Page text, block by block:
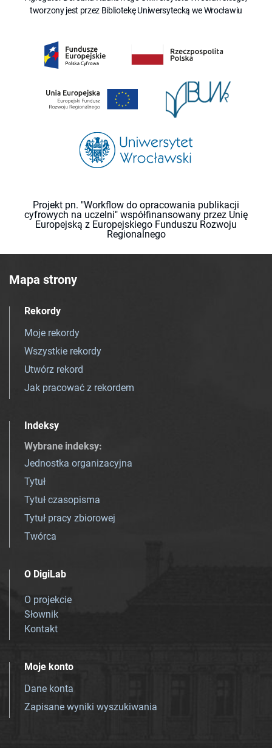
tworzony jest przez Bibliotekę Uniwersytecką we Wrocławiu
Projekt pn. "Workflow do opracowania publikacji
cyfrowych na uczelni" współfinansowany przez Unię
Europejską z Europejskiego Funduszu Rozwoju
Regionalnego
Mapa strony
Rekordy
Moje rekordy
Wszystkie rekordy
Utwórz rekord
Jak pracować z rekordem
Indeksy
Wybrane indeksy:
Jednostka organizacyjna
Tytuł
Tytuł czasopisma
Tytuł pracy zbiorowej
Twórca
O DigiLab
O projekcie
Słownik
Kontakt
Moje konto
Dane konta
Zapisane wyniki wyszukiwania